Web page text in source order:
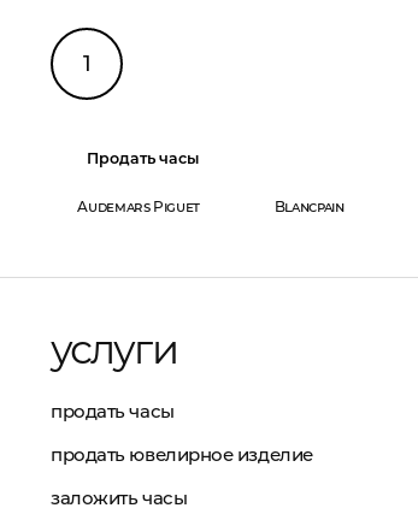
1
Продать часы
Audemars Piguet Blancpain
услуги
продать часы
продать ювелирное изделие
заложить часы